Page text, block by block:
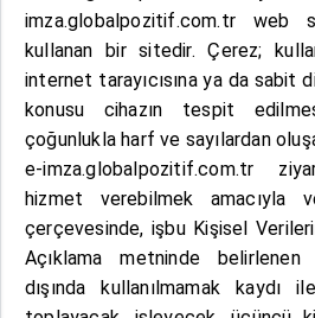
imza.globalpozitif.com.tr web
kullanan bir sitedir. Çerez;
internet tarayıcısına ya da sabit
konusu cihazın tespit
çoğunlukla harf ve sayılardan
e-imza.globalpozitif.com.tr
hizmet verebilmek amacıyla
çerçevesinde, işbu Kişisel
Açıklama metninde
dışında kullanılmamak kaydı